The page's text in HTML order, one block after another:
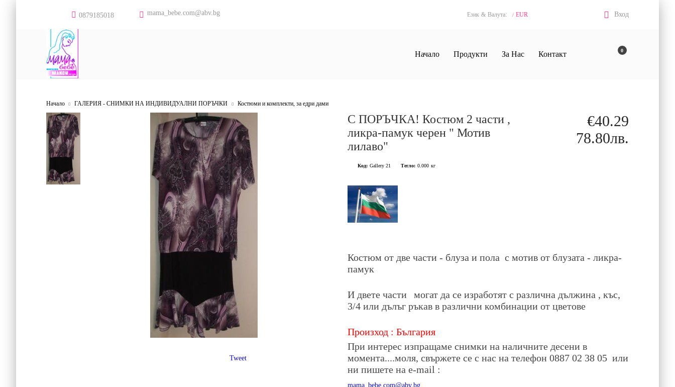
0879185018 mama_bebe.com@abv.bg Език & Валута: / EUR Вход
0
Начало Продукти За Нас Контакт
Начало ГАЛЕРИЯ - СНИМКИ НА ИНДИВИДУАЛНИ ПОРЪЧКИ Костюми и комплекти, за едри дами
Tweet
С ПОРЪЧКА! Костюм 2 части ,
ликра-памук черен " Мотив
лилаво"
€40.29
78.80лв.
Код: Gallery 21 Тегло: 0.000 кг
Костюм от две части - блуза и пола с мотив от блузата - ликра-
памук
И двете части
могат да се изработят с различна дължина , къс,
3/4 или дълъг ръкав в различни комбинации от цветове
Произход : България
При интерес изпращаме снимки на наличните десени в
момента....моля, свържете се с нас на телефон 0887 02 38 05 или
ни пишете на е-mail :
mama_bebe.com@abv.bg